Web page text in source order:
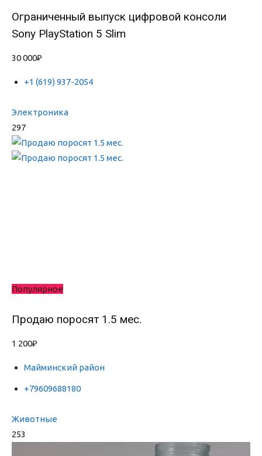
Ограниченный выпуск цифровой консоли
Sony PlayStation 5 Slim
30 000₽
+1 (619) 937-2054
Электроника
297
Популярное
Продаю поросят 1.5 мес.
1 200₽
Майминский район
+79609688180
Животные
253